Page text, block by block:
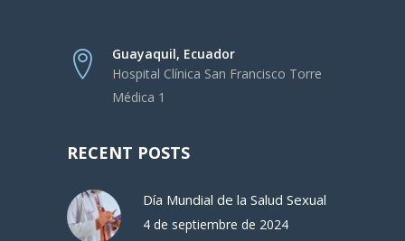
Guayaquil, Ecuador
Hospital Clínica San Francisco Torre
Médica 1
RECENT POSTS
Día Mundial de la Salud Sexual
4 de septiembre de 2024